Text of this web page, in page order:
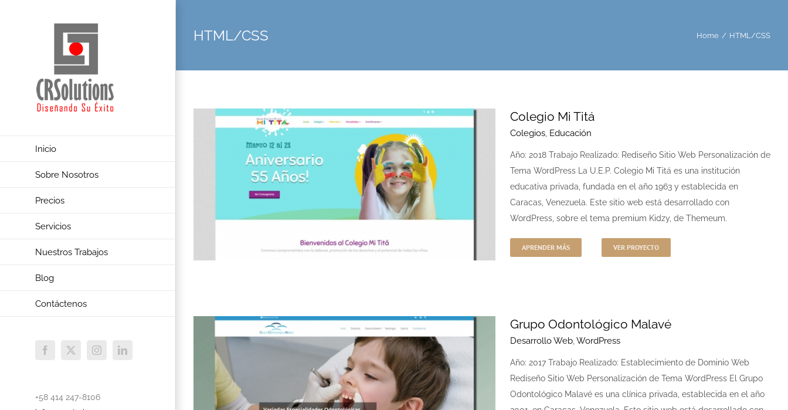
Inicio
Sobre Nosotros
Precios
Servicios
Nuestros Trabajos
Blog
Contáctenos
Facebook
X InstagramLinkedIn
+58 414 247-8106
HTML/CSS Home HTML/CSS
Colegio Mi Titá
Colegios, Educación
Año: 2018 Trabajo Realizado: Rediseño Sitio Web Personalización de
Tema WordPress La U.E.P. Colegio Mi Titá es una institución
educativa privada, fundada en el año 1963 y establecida en
Caracas, Venezuela. Este sitio web está desarrollado con
WordPress, sobre el tema premium Kidzy, de Themeum.
APRENDER MÁS VER PROYECTO
Grupo Odontológico Malavé
Desarrollo Web,WordPress
Año: 2017 Trabajo Realizado: Establecimiento de Dominio Web
Rediseño Sitio Web Personalización de Tema WordPress El Grupo
Odontológico Malavé es una clínica privada, establecida en el año